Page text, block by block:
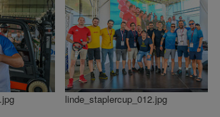
linde_staplercup_012.jpg